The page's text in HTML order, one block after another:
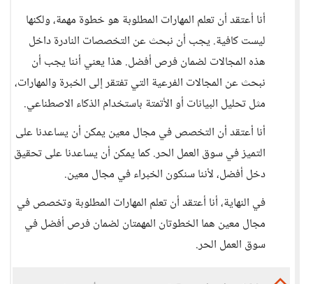
أنا أعتقد أن تعلم المهارات المطلوبة هو خطوة مهمة، ولكنها
ليست كافية. يجب أن نبحث عن التخصصات النادرة داخل
هذه المجالات لضمان فرص أفضل. هذا يعني أننا يجب أن
نبحث عن المجالات الفرعية التي تفتقر إلى الخبرة والمهارات،
مثل تحليل البيانات أو الأتمتة باستخدام الذكاء الاصطناعي.
أنا أعتقد أن التخصص في مجال معين يمكن أن يساعدنا على
التميز في سوق العمل الحر. كما يمكن أن يساعدنا على تحقيق
دخل أفضل، لأننا سنكون الخبراء في مجال معين.
في النهاية، أنا أعتقد أن تعلم المهارات المطلوبة وتخصص في
مجال معين هما الخطوتان المهمتان لضمان فرص أفضل في
سوق العمل الحر.